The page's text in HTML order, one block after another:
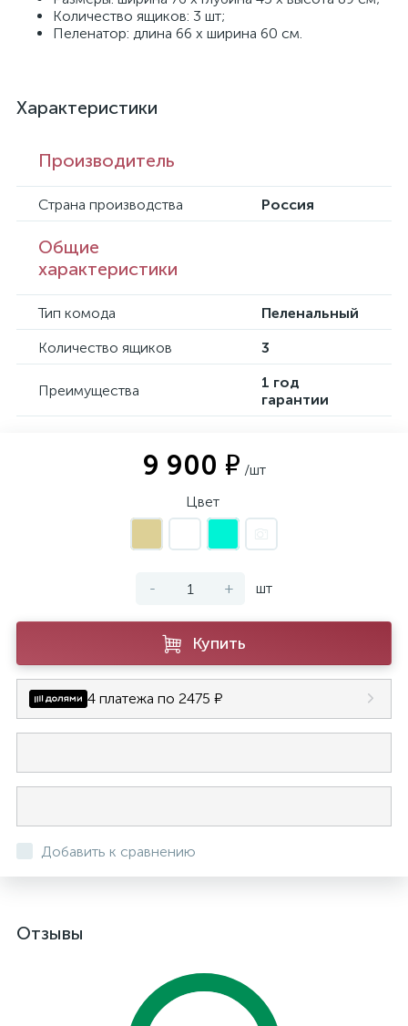
Количество ящиков: 3 шт;
Пеленатор: длина 66 x ширина 60 см.
Характеристики
Производитель
Страна производства Россия
Общие
характеристики
Тип комода
Пеленальный
Количество ящиков
3
Преимущества
1 год
гарантии
9 900 ₽ /шт
Цвет
- + шт
Купить
4 платежа по 2475 ₽
Добавить к сравнению
Отзывы